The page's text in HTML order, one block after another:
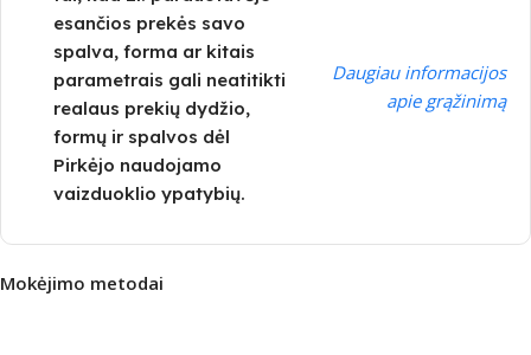
esančios prekės savo
spalva, forma ar kitais
parametrais gali neatitikti
realaus prekių dydžio,
formų ir spalvos dėl
Pirkėjo naudojamo
vaizduoklio ypatybių.
Daugiau informacijos
apie grąžinimą
Mokėjimo metodai